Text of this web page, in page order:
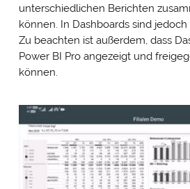
unterschiedlichen Berichten
können. In Dashboards sind
Zu beachten ist außerdem, dass
Power BI Pro angezeigt und
können.